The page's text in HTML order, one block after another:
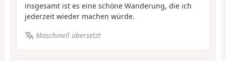
insgesamt ist es eine schöne Wanderung, die ich
jederzeit wieder machen würde.
Maschinell übersetzt